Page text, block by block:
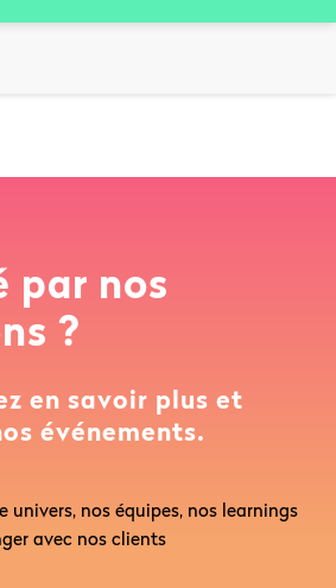
par nos
?
en savoir plus et
événements.
univers, nos équipes, nos learnings
avec nos clients